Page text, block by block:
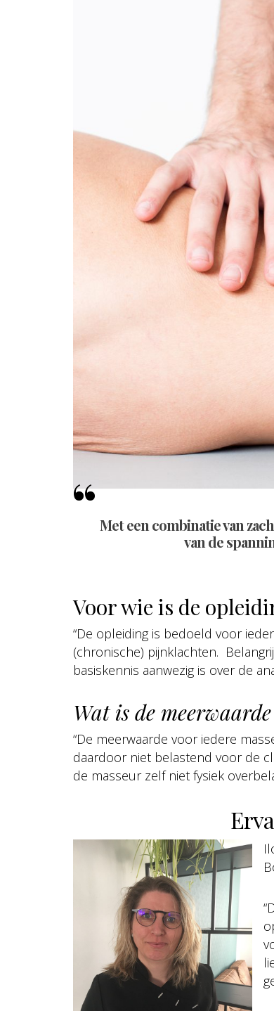
Met een combinatie van
van de
Voor wie is de
“De opleiding is bedoeld voor
(chronische) pijnklachten.
basiskennis aanwezig is over de
Wat is de
“De meerwaarde voor iedere
daardoor niet belastend voor de
de masseur zelf niet fysiek